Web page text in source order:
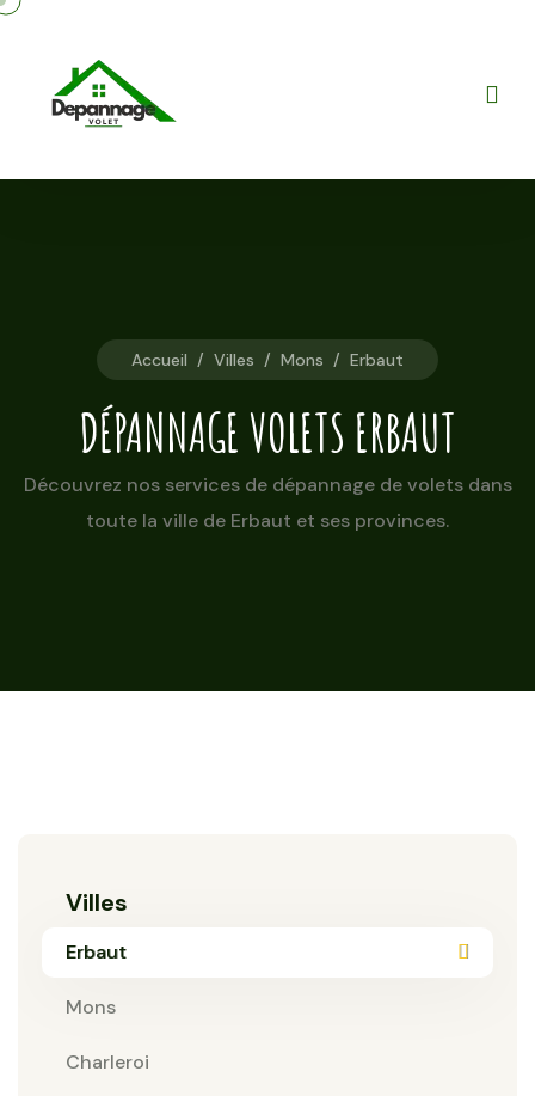
Accueil / Villes / Mons / Erbaut
DÉPANNAGE VOLETS ERBAUT
Découvrez nos services de dépannage de volets dans
toute la ville de Erbaut et ses provinces.
Villes
Erbaut
Mons
Charleroi